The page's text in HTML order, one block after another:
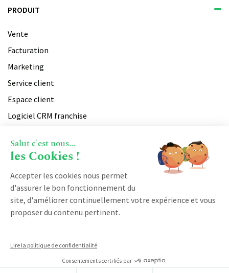
PRODUIT
Vente
Facturation
Marketing
Service client
Espace client
Logiciel CRM franchise
CRM industrie
RESSOURCES
Blog
CRM SaaS
Cloud CRM
Salut c'est nous...
les Cookies !
Accepter les cookies nous permet
d'assurer le bon fonctionnement du
site, d'améliorer continuellement votre expérience et vous
proposer du contenu pertinent.
Lire la politique de confidentialité
Consentements certifiés par